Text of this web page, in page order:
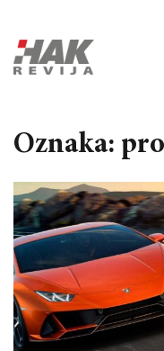
Razgovori
Oznaka: